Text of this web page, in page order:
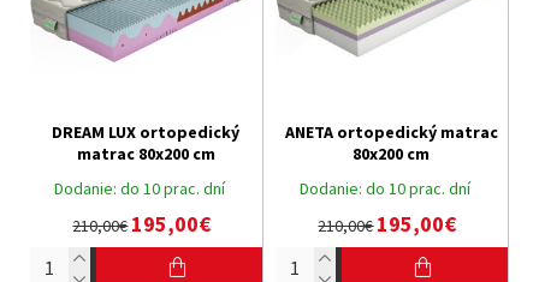
Dodanie: do 10 prac. dní
DREAM LUX ortopedický
matrac 80x200 cm
210,00€195,00€
Dodanie: do 10 prac. dní
ANETA ortopedický matrac
80x200 cm
210,00€195,00€